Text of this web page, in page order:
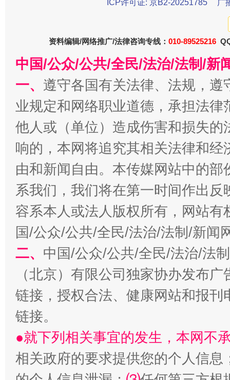
在谋一域中谋全局
今
习近平的博鳌关键词
魏明亮
ICP许可证: 京B2-20251785
广
资料编辑/网络推广/法律咨询专线： 010-89525216
中国/公众/公共/全民/法治/法制/新
一、 遵守各国有关法律、法规，
业规定和网络职业道德，承担法
他人或（单位）造成伤害和损失
响的，本网将追究其相关法律和
由和新闻自由。本传媒网站中的
系我们，我们将在第一时间作出
容系本人或法人版权所有，网站
国/公众/公共/全民/法治/法制/新闻
二、 中国/公众/公共/全民/法治/法
（北京）有限公司独家协办发布
链接，授权合法、健康网站和报
链接。
●就下列相关事宜的发生，本网不
相关政府的要求提供您的个人信息